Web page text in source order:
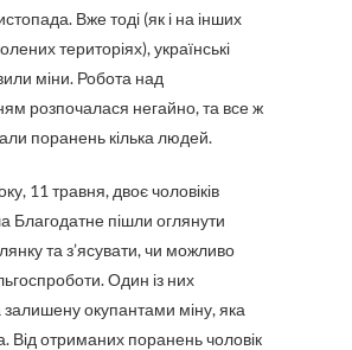
Вже тоді (як і на інших
територіях), українські
міни. Робота над
розпочалася негайно, та все ж
поранень кілька людей.
11 травня, двоє чоловіків
Благодатне пішли оглянути
та з’ясувати, чи можливо
Один із них
залишену окупантами міну, яка
Від отриманих поранень чоловік